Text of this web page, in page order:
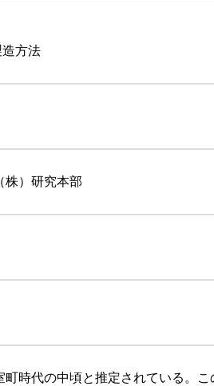
方法
株）研究本部
町時代の中頃と推定されている。